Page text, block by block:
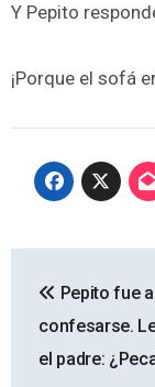
Y Pepito
¡Porque el sofá
de
entradas
Pepito fue a
confesarse.
el padre: